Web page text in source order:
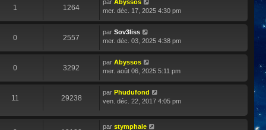
1 1264
par Abyssos
mer. déc. 17, 2025 4:30 pm
0 2557
par Sov3liss
mer. déc. 03, 2025 4:38 pm
0 3292
par Abyssos
mer. août 06, 2025 5:11 pm
11 29238
par Phudufond
ven. déc. 22, 2017 4:05 pm
par stymphale